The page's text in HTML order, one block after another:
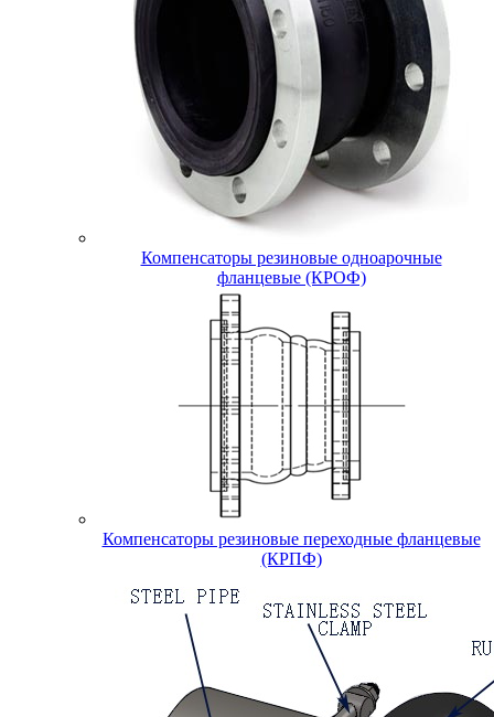
Компенсаторы резиновые одноарочные
фланцевые (КРОФ)
Компенсаторы резиновые переходные фланцевые
(КРПФ)